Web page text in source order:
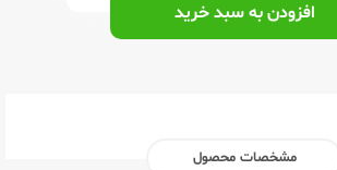
افزودن به سبد خرید
مشخصات محصول